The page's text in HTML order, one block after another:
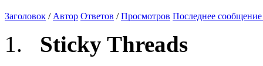
Заголовок / Автор Ответов /Просмотров Последнее сообщение
Sticky Threads